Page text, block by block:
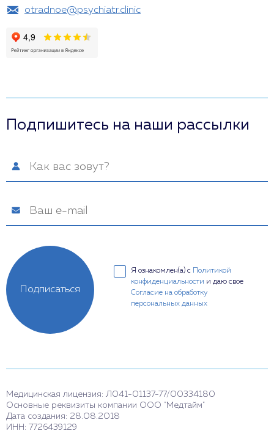
otradnoe@psychiatr.clinic
Подпишитесь на наши рассылки
Я ознакомлен(а) с
Политикой
конфиденциальности и даю свое
Согласие на обработку
персональных данных
Подписаться
Медицинская лицензия: Л041-01137-77/00334180
Основные реквизиты компании ООО "Медтайм"
Дата создания: 28.08.2018
ИНН: 7726439129